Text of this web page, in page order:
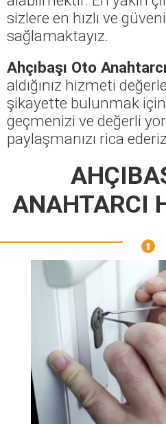
sizlere en hızlı ve
sağlamaktayız.
Ahçıbaşı Oto Anahtarcı
aldığınız hizmeti
şikayette bulunmak
geçmenizi ve değerli
paylaşmanızı rica
ANAHTARCI